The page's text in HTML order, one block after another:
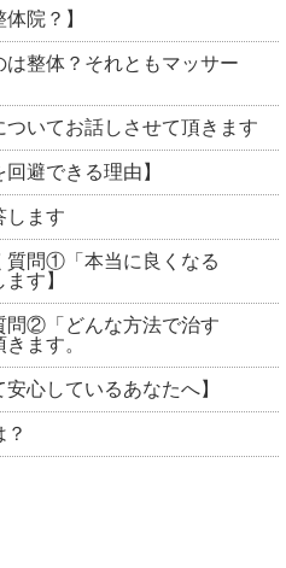
院？】
は整体？それともマッサー
いてお話しさせて頂きます
避できる理由】
します
質問①「本当に良くなる
す】
問②「どんな方法で治す
ます。
心しているあなたへ】